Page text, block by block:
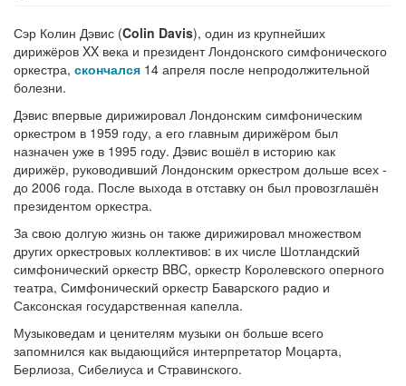
Сэр Колин Дэвис (Colin Davis), один из крупнейших
дирижёров XX века и президент Лондонского симфонического
оркестра, скончался 14 апреля после непродолжительной
болезни.
Дэвис впервые дирижировал Лондонским симфоническим
оркестром в 1959 году, а его главным дирижёром был
назначен уже в 1995 году. Дэвис вошёл в историю как
дирижёр, руководивший Лондонским оркестром дольше всех -
до 2006 года. После выхода в отставку он был провозглашён
президентом оркестра.
За свою долгую жизнь он также дирижировал множеством
других оркестровых коллективов: в их числе Шотландский
симфонический оркестр BBC, оркестр Королевского оперного
театра, Симфонический оркестр Баварского радио и
Саксонская государственная капелла.
Музыковедам и ценителям музыки он больше всего
запомнился как выдающийся интерпретатор Моцарта,
Берлиоза, Сибелиуса и Стравинского.